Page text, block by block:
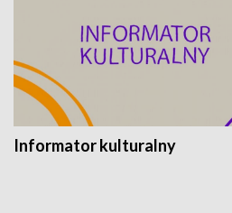
Informator kulturalny